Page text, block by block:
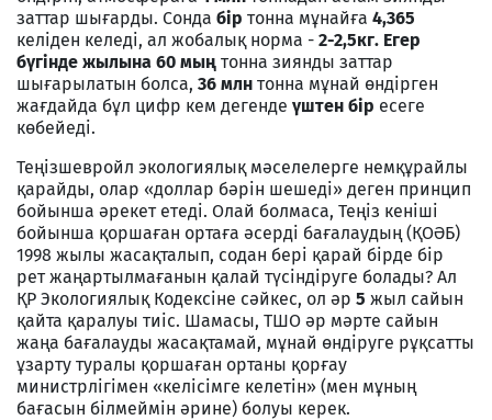
заттар шығарды. Сонда бір тонна мұнайға 4,365
келіден келеді, ал жобалық норма - 2-2,5кг. Егер
бүгінде жылына 60 мың тонна зиянды заттар
шығарылатын болса, 36 млн тонна мұнай өндірген
жағдайда бұл цифр кем дегенде үштен бір есеге
көбейеді.
Теңізшевройл экологиялық мәселелерге немқұрайлы
қарайды, олар «доллар бәрін шешеді» деген принцип
бойынша әрекет етеді. Олай болмаса, Теңіз кеніші
бойынша қоршаған ортаға әсерді бағалаудың (ҚОӘБ)
1998 жылы жасақталып, содан бері қарай бірде бір
рет жаңартылмағанын қалай түсіндіруге болады? Ал
ҚР Экологиялық Кодексіне сәйкес, ол әр 5 жыл сайын
қайта қаралуы тиіс. Шамасы, ТШО әр мәрте сайын
жаңа бағалауды жасақтамай, мұнай өндіруге рұқсатты
ұзарту туралы қоршаған ортаны қорғау
министрлігімен «келісімге келетін» (мен мұның
бағасын білмеймін әрине) болуы керек.